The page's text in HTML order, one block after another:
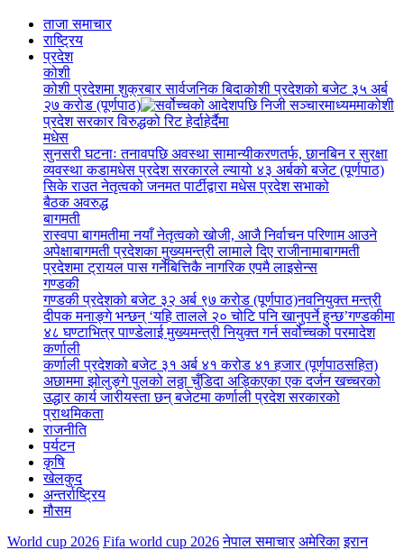
ताजा समाचार
राष्ट्रिय
प्रदेश
कोशी
कोशी प्रदेशमा शुक्रबार सार्वजनिक बिदाकोशी प्रदेशको बजेट ३५ अर्ब
२७ करोड (पूर्णपाठ)
कोशी
प्रदेश सरकार विरुद्धको रिट हेर्दाहेर्दैमा
मधेस
सुनसरी घटनाः तनावपछि अवस्था सामान्यीकरणतर्फ, छानबिन र सुरक्षा
व्यवस्था कडामधेस प्रदेश सरकारले ल्यायो ४३ अर्बको बजेट (पूर्णपाठ)
सिके राउत नेतृत्वको जनमत पार्टीद्वारा मधेस प्रदेश सभाको
बैठक अवरुद्ध
बागमती
रास्वपा बागमतीमा नयाँ नेतृत्वको खोजी, आजै निर्वाचन परिणाम आउने
अपेक्षाबागमती प्रदेशका मुख्यमन्त्री लामाले दिए राजीनामाबागमती
प्रदेशमा ट्रायल पास गर्नेबित्तिकै नागरिक एपमै लाइसेन्स
गण्डकी
गण्डकी प्रदेशको बजेट ३२ अर्ब ९७ करोड (पूर्णपाठ)नवनियुक्त मन्त्री
दीपक मनाङ्गे भन्छन् ‘यहि तालले २० चोटि पनि खानुपर्ने हुन्छ’गण्डकीमा
४८ घण्टाभित्र पाण्डेलाई मुख्यमन्त्री नियुक्त गर्न सर्वोच्चको परमादेश
कर्णाली
कर्णाली प्रदेशको बजेट ३१ अर्ब ४१ करोड ४१ हजार (पूर्णपाठसहित)
अछाममा झोलुङ्गे पुलको लठ्ठा चुँडिदा अड्किएका एक दर्जन खच्चरको
उद्धार कार्य जारीयस्ता छन् बजेटमा कर्णाली प्रदेश सरकारको
प्राथमिकता
राजनीति
पर्यटन
कृषि
खेलकुद
अन्तर्राष्ट्रिय
मौसम
World cup 2026 Fifa world cup 2026 नेपाल समाचार अमेरिका इरान